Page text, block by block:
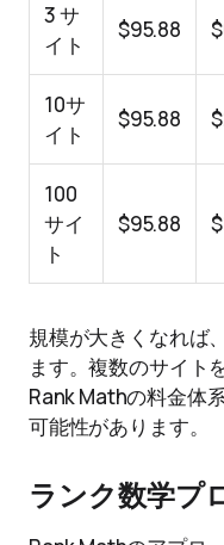
3 サ
イト
$95.88
10サ
イト
$95.88
100
サイ
ト
$95.88
規模が大きくなれば
ます。複数のサイト
Rank Mathの料金体
可能性があります。
ランク数学プ